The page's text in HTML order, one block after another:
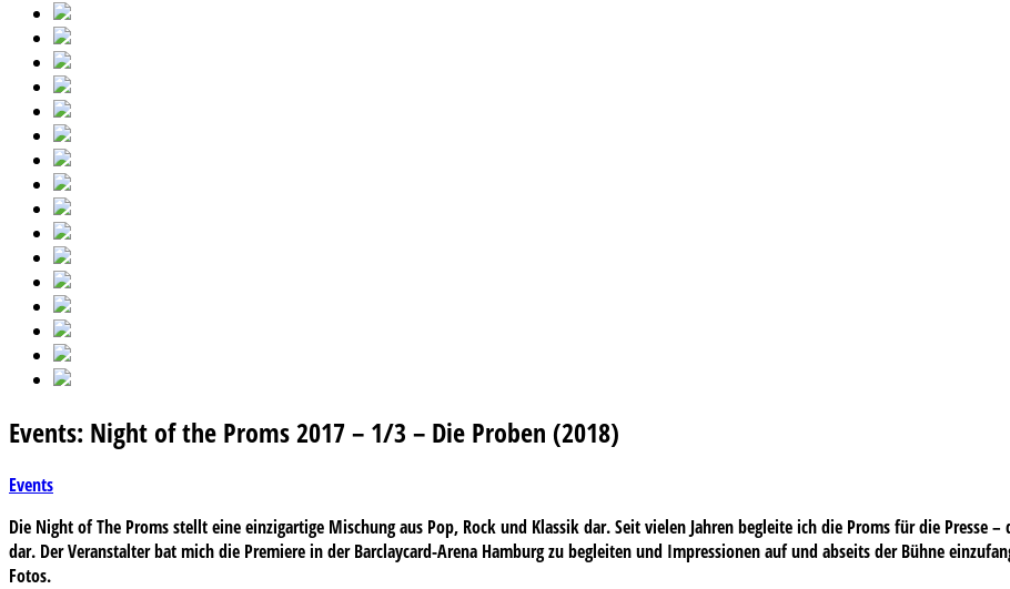
Events: Night of the Proms 2017 – 1/3 – Die Proben (2018)
Events
Die Night of The Proms stellt eine einzigartige Mischung aus Pop, Rock und Klassik dar. Seit vielen Jahren begleite ich die Proms für die Presse
dar. Der Veranstalter bat mich die Premiere in der Barclaycard-Arena Hamburg zu begleiten und Impressionen auf und abseits der Bühne
Fotos.